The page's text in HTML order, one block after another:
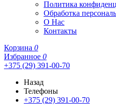
Политика
Обработка
О Нас
Контакты
Корзина 0
Избранное 0
+375 (29) 391-00-70
Назад
Телефоны
+375 (29) 391-00-70